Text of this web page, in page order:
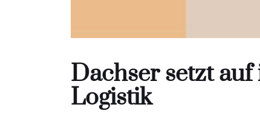
Dachser setzt
Logistik